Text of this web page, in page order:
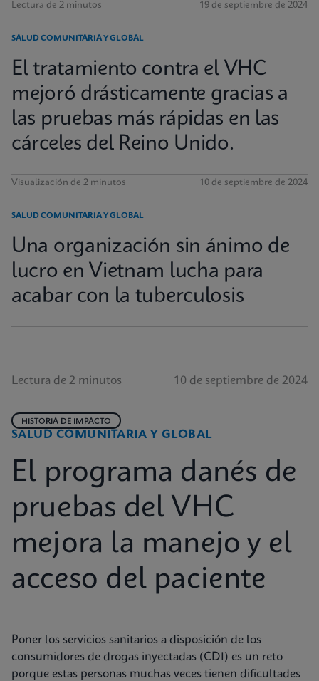
Lectura de 2 minutos 19 de septiembre de 2024
SALUD COMUNITARIA Y GLOBAL
El tratamiento contra el VHC
mejoró drásticamente gracias a
las pruebas más rápidas en las
cárceles del Reino Unido.
Visualización de 2 minutos 10 de septiembre de 2024
SALUD COMUNITARIA Y GLOBAL
Una organización sin ánimo de
lucro en Vietnam lucha para
acabar con la tuberculosis
Lectura de 2 minutos 10 de septiembre de 2024
SALUD COMUNITARIA Y GLOBAL
HISTORIA DE IMPACTO
El programa danés de
pruebas del VHC
mejora la manejo y el
acceso del paciente
Poner los servicios sanitarios a disposición de los
consumidores de drogas inyectadas (CDI) es un reto
porque estas personas muchas veces tienen dificultades